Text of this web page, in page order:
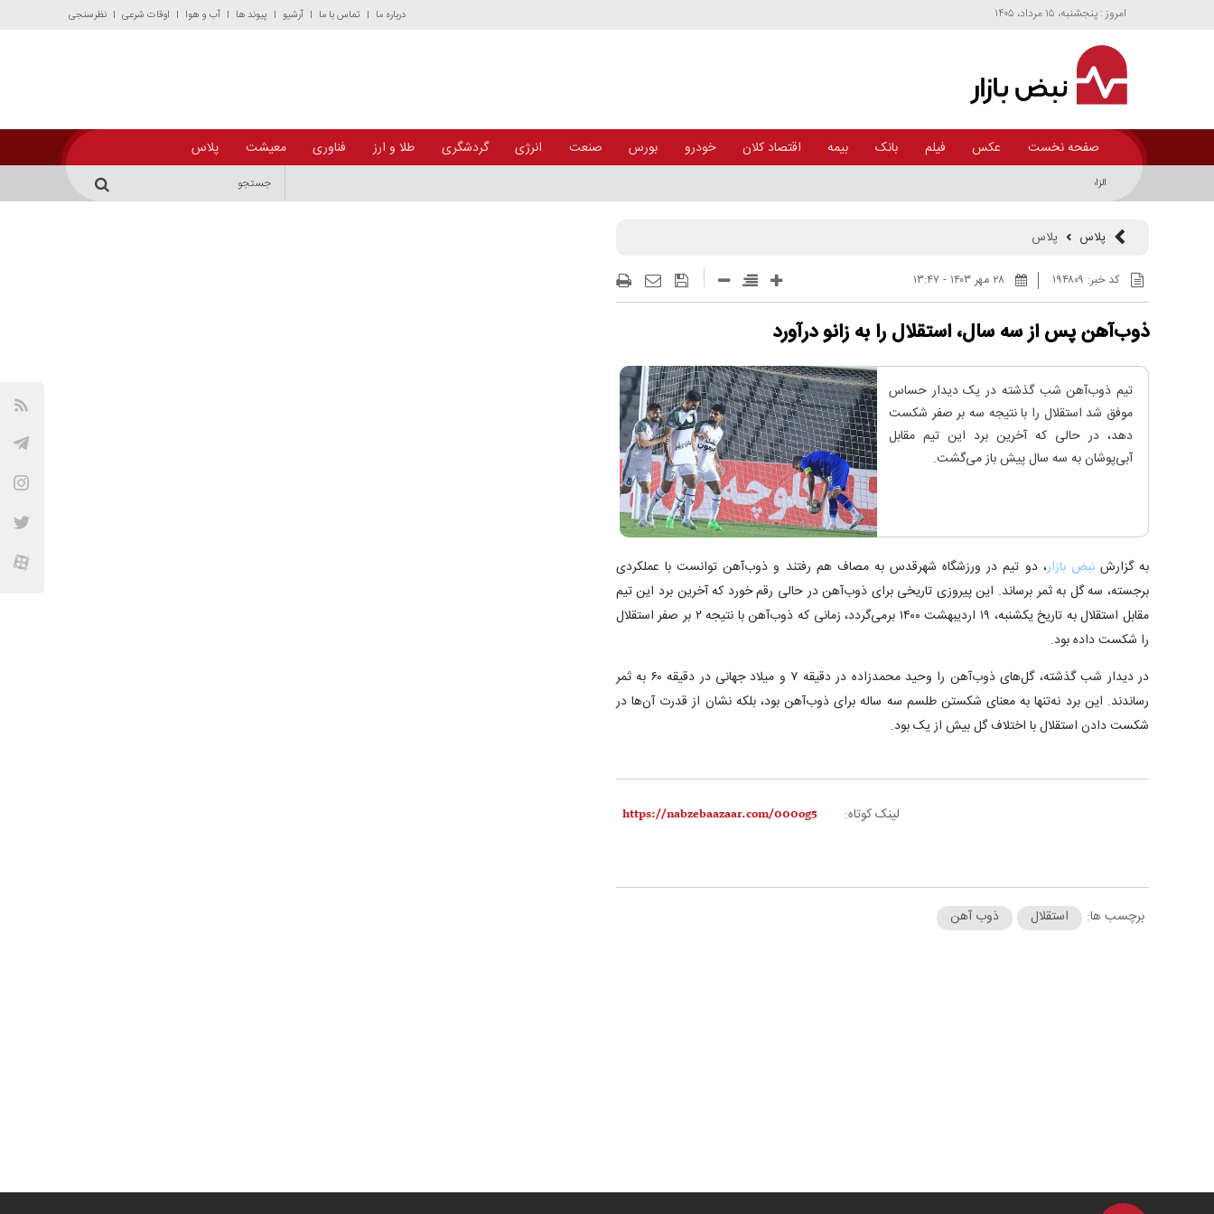
امروز : پنجشنبه، ۱۵ مرداد، ۱۴۰۵ درباره ما تماس با ما آرشیو پیوند ها آب و هوا اوقات شرعی نظرسنجی
صفحه نخست عکس فیلم بانک بیمه اقتصاد کلان خودرو بورس صنعت انرژی گردشگری طلا و ارز فناوری معیشت پلاس
الزامات راهبردی در حوزه‌های تاب آوریِ امنیت غذایی؛ جنگ کریدور‌ها و زیرساخت‌ها با رویکرد ژئوپلیتیک گرسنگی
پلاس پلاس
کد خبر: ۱۹۴۸۰۹ ۲۸ مهر ۱۴۰۳ - ۱۳:۴۷
ذوب‌آهن پس از سه سال، استقلال را به زانو درآورد
تیم ذوب‌آهن شب گذشته در یک دیدار حساس
موفق شد استقلال را با نتیجه سه بر صفر شکست
دهد، در حالی که آخرین برد این تیم مقابل
آبی‌پوشان به سه سال پیش باز می‌گشت.
به گزارش نبض بازار، دو تیم در ورزشگاه شهرقدس به مصاف هم رفتند و ذوب‌آهن توانست با عملکردی
برجسته، سه گل به ثمر برساند. این پیروزی تاریخی برای ذوب‌آهن در حالی رقم خورد که آخرین برد این تیم
مقابل استقلال به تاریخ یکشنبه، ۱۹ اردیبهشت ۱۴۰۰ برمی‌گردد، زمانی که ذوب‌آهن با نتیجه ۲ بر صفر استقلال
را شکست داده بود.
در دیدار شب گذشته، گل‌های ذوب‌آهن را وحید محمدزاده در دقیقه ۷ و میلاد جهانی در دقیقه ۶۰ به ثمر
رساندند. این برد نه‌تنها به معنای شکستن طلسم سه ساله برای ذوب‌آهن بود، بلکه نشان از قدرت آن‌ها در
شکست دادن استقلال با اختلاف گل بیش از یک بود.
لینک کوتاه:
برچسب ها: استقلال ذوب آهن